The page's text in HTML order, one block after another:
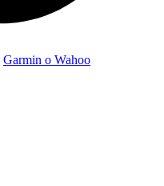
Garmin o Wahoo